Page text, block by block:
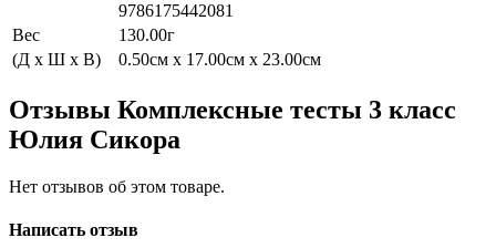
9786175442081
Вес
130.00г
(Д x Ш x В)
0.50см x 17.00см x 23.00см
Отзывы Комплексные тесты 3 класс
Юлия Сикора
Нет отзывов об этом товаре.
Написать отзыв